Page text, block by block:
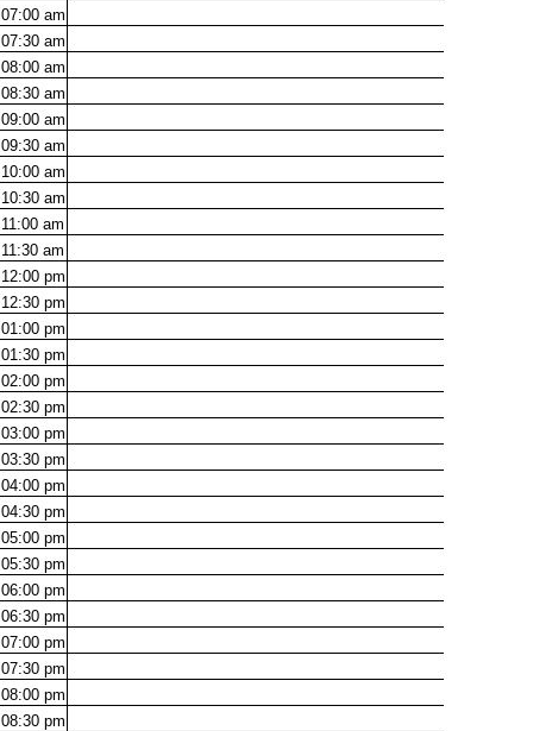
07:00 am
07:30 am
08:00 am
08:30 am
09:00 am
09:30 am
10:00 am
10:30 am
11:00 am
11:30 am
12:00 pm
12:30 pm
01:00 pm
01:30 pm
02:00 pm
02:30 pm
03:00 pm
03:30 pm
04:00 pm
04:30 pm
05:00 pm
05:30 pm
06:00 pm
06:30 pm
07:00 pm
07:30 pm
08:00 pm
08:30 pm